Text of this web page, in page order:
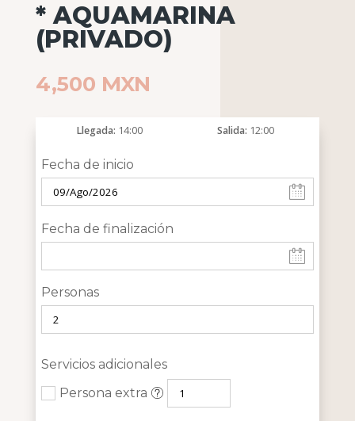
* AQUAMARINA
(PRIVADO)
4,500 MXN
Llegada 14:00 Salida 12:00
Fecha de inicio
Fecha de finalización
Personas
Servicios adicionales
Persona extra